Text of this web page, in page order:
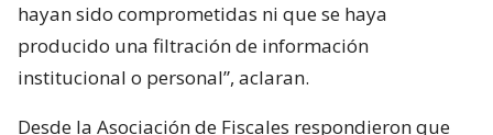
hayan sido comprometidas ni que se haya
producido una filtración de información
institucional o personal”, aclaran.
Desde la Asociación de Fiscales respondieron que